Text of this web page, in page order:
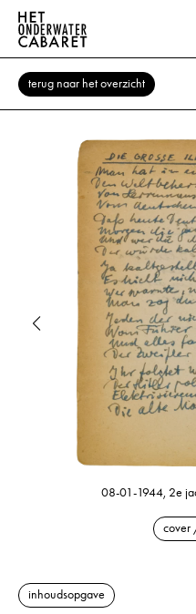
terug naar het overzicht
08-01-1944, 2e
cover
inhoudsopgave